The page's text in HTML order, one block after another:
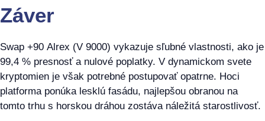
Záver
Swap +90 Alrex (V 9000) vykazuje sľubné vlastnosti, ako je
99,4 % presnosť a nulové poplatky. V dynamickom svete
kryptomien je však potrebné postupovať opatrne. Hoci
platforma ponúka lesklú fasádu, najlepšou obranou na
tomto trhu s horskou dráhou zostáva náležitá starostlivosť.